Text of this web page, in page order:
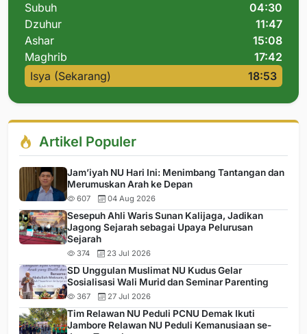
Subuh
04:30
Dzuhur
11:47
Ashar
15:08
Maghrib
17:42
Isya (Sekarang)
18:53
Artikel Populer
Jam’iyah NU Hari Ini: Menimbang Tantangan dan
Merumuskan Arah ke Depan
607 04 Aug 2026
Sesepuh Ahli Waris Sunan Kalijaga, Jadikan
Jagong Sejarah sebagai Upaya Pelurusan
Sejarah
374 23 Jul 2026
SD Unggulan Muslimat NU Kudus Gelar
Sosialisasi Wali Murid dan Seminar Parenting
367 27 Jul 2026
Tim Relawan NU Peduli PCNU Demak Ikuti
Jambore Relawan NU Peduli Kemanusiaan se-